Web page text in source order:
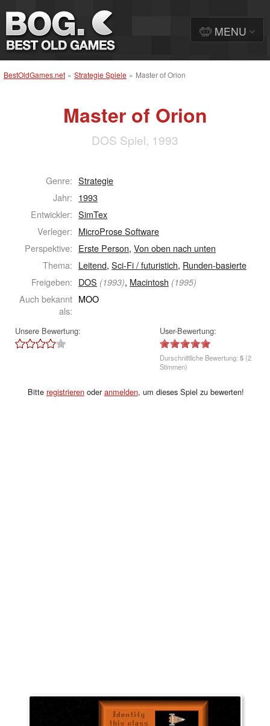
BestOldGames.net » Strategie Spiele » Master of Orion
Master of Orion
DOS Spiel, 1993
Genre: Strategie
Jahr: 1993
Entwickler: SimTex
Verleger: MicroProse Software
Perspektive: Erste Person,Von oben nach unten
Thema: Leitend,Sci-Fi / futuristich, Runden-basierte
Freigeben: DOS (1993), Macintosh (1995)
Auch bekannt
als:
MOO
Unsere Bewertung: User-Bewertung:
Durschnittliche Bewertung:5 (2
Stimmen)
Bitte registrierenoderanmelden, um dieses Spiel zu bewerten!
MENU